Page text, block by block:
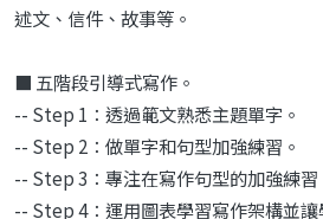
述文、信件、故事等。
■ 五階段引導式寫作。
-- Step 1：透過範文熟悉主題單字。
-- Step 2：做單字和句型加強練習。
-- Step 3：專注在寫作句型的加強練習
-- Step 4：運用圖表學習寫作架構並讓